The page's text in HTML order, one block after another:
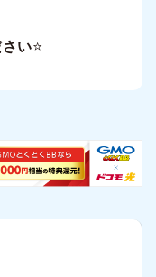
い⭐️